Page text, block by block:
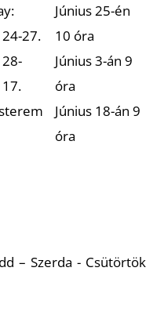
27.
Június 25-én
10 óra
Június 3-án 9
óra
Június 18-án 9
óra
– Szerda - Csütörtök